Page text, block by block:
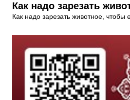
Как надо зарезать
Как надо зарезать животное, чтобы